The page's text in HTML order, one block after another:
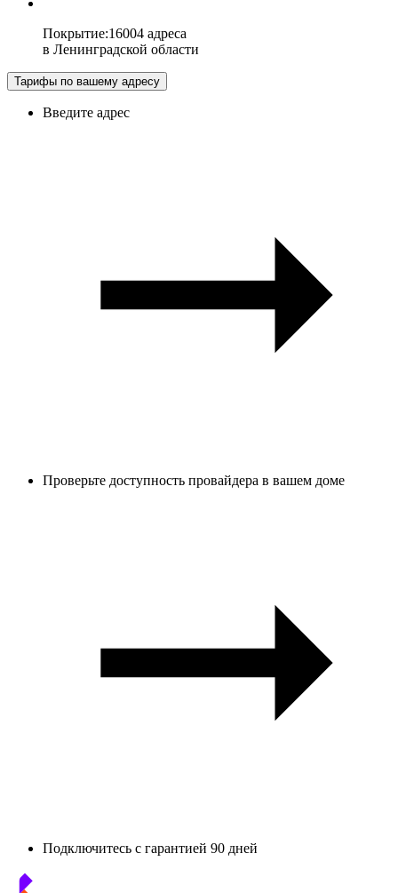
Покрытие:16004 адреса
в Ленинградской области
Тарифы по вашему адресу
Введите адрес
Проверьте доступность провайдера в вашем доме
Подключитесь с гарантией 90 дней